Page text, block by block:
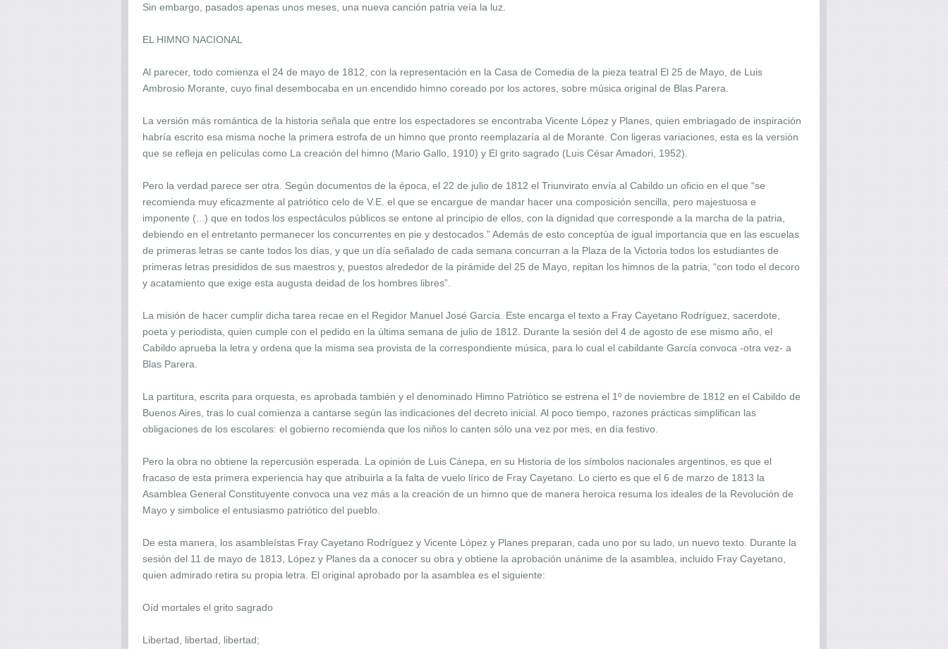
Sin embargo, pasados apenas unos meses, una nueva canción patria veía la luz.
EL HIMNO NACIONAL
Al parecer, todo comienza el 24 de mayo de 1812, con la representación en la Casa de Comedia de la pieza teatral El 25 de Mayo, de Luis
Ambrosio Morante, cuyo final desembocaba en un encendido himno coreado por los actores, sobre música original de Blas Parera.
La versión más romántica de la historia señala que entre los espectadores se encontraba Vicente López y Planes, quien embriagado de inspiración
habría escrito esa misma noche la primera estrofa de un himno que pronto reemplazaría al de Morante. Con ligeras variaciones, esta es la versión
que se refleja en películas como La creación del himno (Mario Gallo, 1910) y El grito sagrado (Luis César Amadori, 1952).
Pero la verdad parece ser otra. Según documentos de la época, el 22 de julio de 1812 el Triunvirato envía al Cabildo un oficio en el que “se
recomienda muy eficazmente al patriótico celo de V.E. el que se encargue de mandar hacer una composición sencilla, pero majestuosa e
imponente (...) que en todos los espectáculos públicos se entone al principio de ellos, con la dignidad que corresponde a la marcha de la patria,
debiendo en el entretanto permanecer los concurrentes en pie y destocados.” Además de esto conceptúa de igual importancia que en las escuelas
de primeras letras se cante todos los días, y que un día señalado de cada semana concurran a la Plaza de la Victoria todos los estudiantes de
primeras letras presididos de sus maestros y, puestos alrededor de la pirámide del 25 de Mayo, repitan los himnos de la patria, “con todo el decoro
y acatamiento que exige esta augusta deidad de los hombres libres”.
La misión de hacer cumplir dicha tarea recae en el Regidor Manuel José García. Este encarga el texto a Fray Cayetano Rodríguez, sacerdote,
poeta y periodista, quien cumple con el pedido en la última semana de julio de 1812. Durante la sesión del 4 de agosto de ese mismo año, el
Cabildo aprueba la letra y ordena que la misma sea provista de la correspondiente música, para lo cual el cabildante García convoca -otra vez- a
Blas Parera.
La partitura, escrita para orquesta, es aprobada también y el denominado Himno Patriótico se estrena el 1º de noviembre de 1812 en el Cabildo de
Buenos Aires, tras lo cual comienza a cantarse según las indicaciones del decreto inicial. Al poco tiempo, razones prácticas simplifican las
obligaciones de los escolares: el gobierno recomienda que los niños lo canten sólo una vez por mes, en día festivo.
Pero la obra no obtiene la repercusión esperada. La opinión de Luis Cánepa, en su Historia de los símbolos nacionales argentinos, es que el
fracaso de esta primera experiencia hay que atribuirla a la falta de vuelo lírico de Fray Cayetano. Lo cierto es que el 6 de marzo de 1813 la
Asamblea General Constituyente convoca una vez más a la creación de un himno que de manera heroica resuma los ideales de la Revolución de
Mayo y simbolice el entusiasmo patriótico del pueblo.
De esta manera, los asambleístas Fray Cayetano Rodríguez y Vicente López y Planes preparan, cada uno por su lado, un nuevo texto. Durante la
sesión del 11 de mayo de 1813, López y Planes da a conocer su obra y obtiene la aprobación unánime de la asamblea, incluido Fray Cayetano,
quien admirado retira su propia letra. El original aprobado por la asamblea es el siguiente:
Oíd mortales el grito sagrado
Libertad, libertad, libertad;